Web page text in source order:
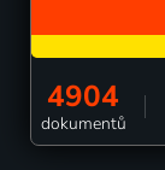
4904
dokumentů